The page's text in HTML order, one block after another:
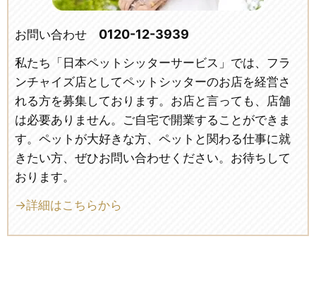
お問い合わせ 0120-12-3939
私たち「日本ペットシッターサービス」では、フラ
ンチャイズ店としてペットシッターのお店を経営さ
れる方を募集しております。お店と言っても、店舗
は必要ありません。ご自宅で開業することができま
す。ペットが大好きな方、ペットと関わる仕事に就
きたい方、ぜひお問い合わせください。お待ちして
おります。
→詳細はこちらから